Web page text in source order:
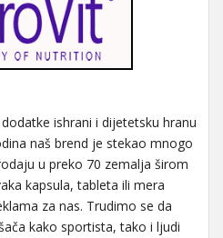
ishrani i dijetetsku hranu
naš brend je stekao mnogo
u preko 70 zemalja širom
kapsula, tableta ili mera
za nas. Trudimo se da
kako sportista, tako i ljudi